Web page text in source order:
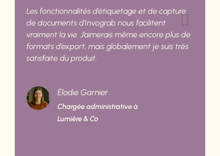
Les fonctionnalités d’étiquetage et de capture
de documents d’Invograb nous facilitent
vraiment la vie. J’aimerais même encore plus de
formats d’export, mais globalement je suis très
satisfaite du produit.
Élodie Garnier
Chargée administrative à
Lumière & Co